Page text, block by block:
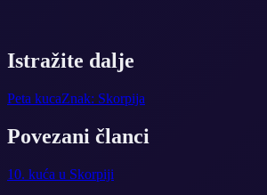
Istražite dalje
Peta kucaZnak: Skorpija
Povezani članci
10. kuća u Skorpiji